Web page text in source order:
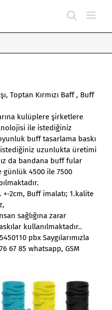
Toptan Kırmızı Baff , Buff
kulüplere şirketlere
ile istediğiniz
buff tasarlama baskı
istediğiniz uzunlukta üretimi
da bandana buff fular
günlük 4500 ile 7500
2cm, Buff imalatı; 1.kalite
sağlığına zarar
kullanılmaktadır..
pbx Saygılarımızla
67 85 whatsapp, GSM